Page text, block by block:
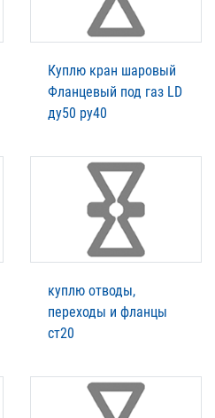
Куплю кран шаровый
Фланцевый под газ LD
ду50 ру40
куплю отводы,
переходы и фланцы
ст20